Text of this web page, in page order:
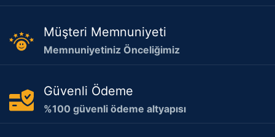
Müşteri Memnuniyeti
Memnuniyetiniz Önceliğimiz
Güvenli Ödeme
%100 güvenli ödeme altyapısı